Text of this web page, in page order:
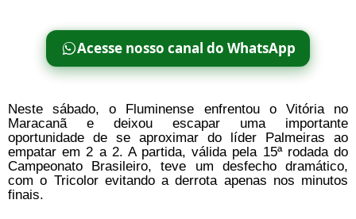
Acesse nosso canal do WhatsApp
Neste sábado, o Fluminense enfrentou o Vitória no
Maracanã e deixou escapar uma importante
oportunidade de se aproximar do líder Palmeiras ao
empatar em 2 a 2. A partida, válida pela 15ª rodada do
Campeonato Brasileiro, teve um desfecho dramático,
com o Tricolor evitando a derrota apenas nos minutos
finais.